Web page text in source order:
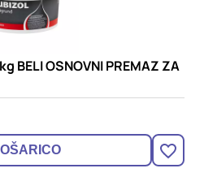
BELI OSNOVNI PREMAZ ZA